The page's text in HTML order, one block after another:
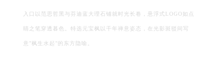
入 口以范思哲黑与芬迪蓝大理石铺就时光长卷，悬浮式 LOGO 如点
睛之笔穿透暮色。 特选元宝枫以千年禅意姿态，在光影斑驳间写
意 "枫生水起 "的东方隐喻。